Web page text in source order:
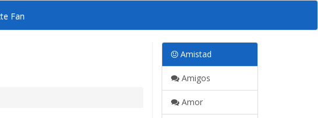
Fan
Amistad
Amigos
Amor